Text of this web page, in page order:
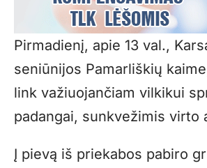
Pirmadienį, apie 13 val.,
seniūnijos Pamarliškių
link važiuojančiam vilkikui
padangai, sunkvežimis virto
Į pievą iš priekabos pabiro